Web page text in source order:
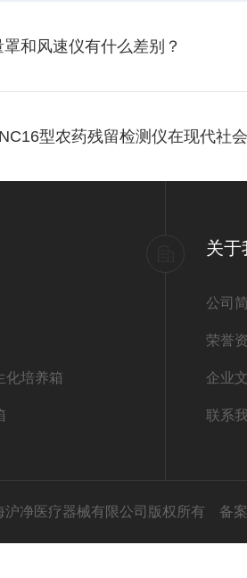
罩和风速仪有什么差别？
型农药残留检测仪在现代社
化培养箱
关于
公司
荣誉
企业
联系
沪净医疗器械有限公司版权所有 备